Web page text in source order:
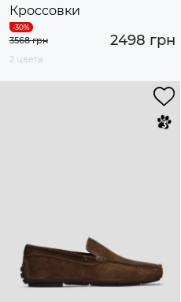
Кроссовки
2498 грн
3568 грн
2 цвета